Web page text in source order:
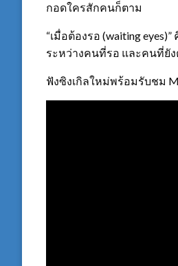
กอดใครสักคนก็ตาม
“เมื่อต้องรอ (waiting
ระหว่างคนที่รอ และคนที่ยั
ฟังซิงเกิลใหม่พร้อมรับชม